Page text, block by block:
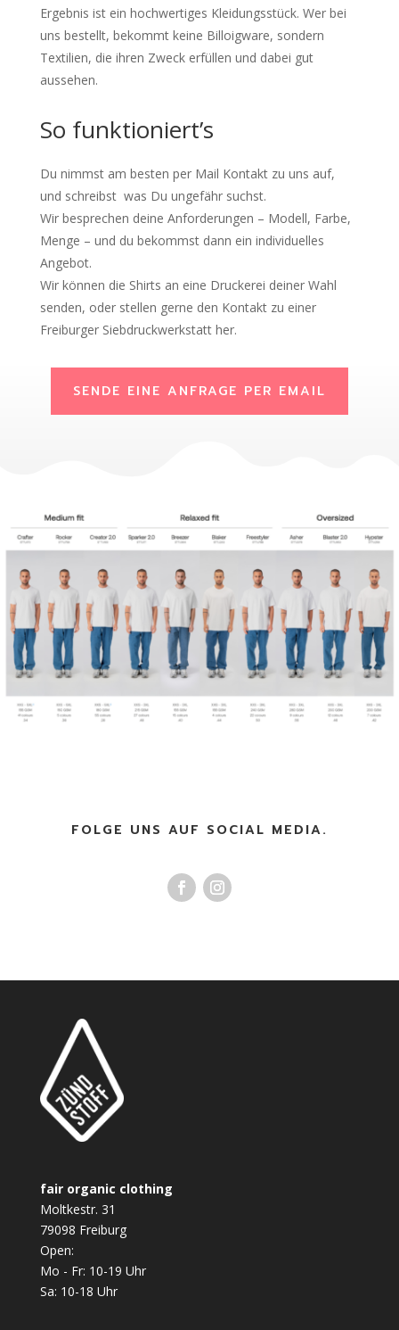
Ergebnis ist ein hochwertiges Kleidungsstück. Wer bei
uns bestellt, bekommt keine Billoigware, sondern
Textilien, die ihren Zweck erfüllen und dabei gut
aussehen.
So funktioniert’s
Du nimmst am besten per Mail Kontakt zu uns auf,
und schreibst was Du ungefähr suchst.
Wir besprechen deine Anforderungen – Modell, Farbe,
Menge – und du bekommst dann ein individuelles
Angebot.
Wir können die Shirts an eine Druckerei deiner Wahl
senden, oder stellen gerne den Kontakt zu einer
Freiburger Siebdruckwerkstatt her.
SENDE EINE ANFRAGE PER EMAIL
FOLGE UNS AUF SOCIAL MEDIA.
fair organic clothing
Moltkestr. 31
79098 Freiburg
Open:
Mo - Fr: 10-19 Uhr
Sa: 10-18 Uhr